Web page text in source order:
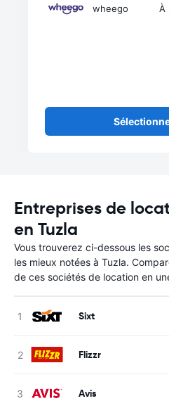
wheego À
Entreprises de
en Tuzla
Vous trouverez ci-dessous les
les mieux notées à Tuzla.
de ces sociétés de location en
Sixt
Flizzr
Avis